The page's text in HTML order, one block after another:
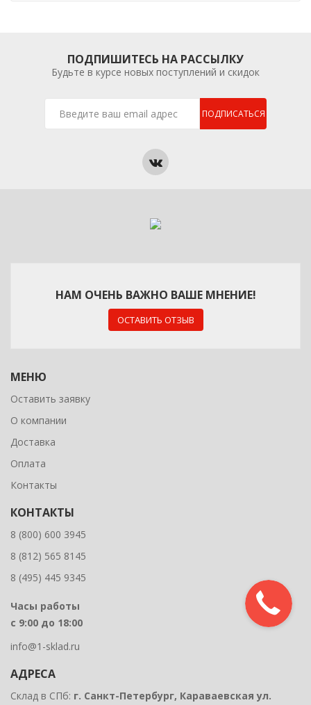
ПОДПИШИТЕСЬ НА РАССЫЛКУ
Будьте в курсе новых поступлений и скидок
ПОДПИСАТЬСЯ
НАМ ОЧЕНЬ ВАЖНО ВАШЕ МНЕНИЕ!
ОСТАВИТЬ ОТЗЫВ
МЕНЮ
Оставить заявку
О компании
Доставка
Оплата
Контакты
КОНТАКТЫ
8 (800) 600 3945
8 (812) 565 8145
8 (495) 445 9345
Часы работы
с 9:00 до 18:00
info@1-sklad.ru
АДРЕСА
Склад в СПб: г. Санкт-Петербург, Караваевская ул.